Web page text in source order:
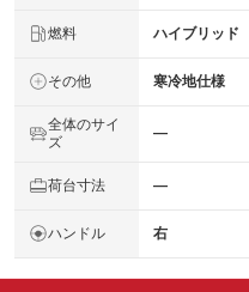
燃料 ハイブリッド
その他 寒冷地仕様
全体のサイ
ズ
―
荷台寸法 ―
ハンドル 右